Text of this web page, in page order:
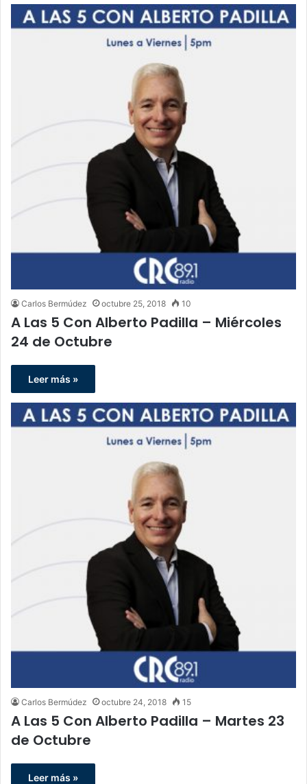
Carlos Bermúdez octubre 25, 2018 10
A Las 5 Con Alberto Padilla – Miércoles
24 de Octubre
Leer más »
Carlos Bermúdez octubre 24, 2018 15
A Las 5 Con Alberto Padilla – Martes 23
de Octubre
Leer más »